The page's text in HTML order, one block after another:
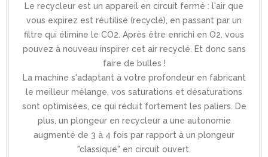
Le recycleur est un appareil en circuit fermé : l'air que
vous expirez est réutilisé (recyclé), en passant par un
filtre qui élimine le CO2. Après être enrichi en O2, vous
pouvez à nouveau inspirer cet air recyclé. Et donc sans
faire de bulles !
La machine s'adaptant à votre profondeur en fabricant
le meilleur mélange, vos saturations et désaturations
sont optimisées, ce qui réduit fortement les paliers. De
plus, un plongeur en recycleur a une autonomie
augmenté de 3 à 4 fois par rapport à un plongeur
"classique" en circuit ouvert.